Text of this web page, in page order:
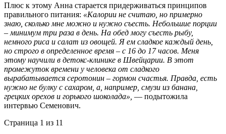
Плюс к этому Анна старается придерживаться принципов
правильного питания: «Калории не считаю, но примерно
знаю, сколько мне можно и нужно съесть. Небольшие порции
– минимум три раза в день. На обед могу съесть рыбу,
немного риса и салат из овощей. Я ем сладкое каждый день,
но строго в определенное время – с 16 до 17 часов. Меня
этому научили в детокс-клинике в Швейцарии. В этот
промежуток времени у человека от сладкого
вырабатывается серотонин – гормон счастья. Правда, есть
нужно не булку с сахаром, а, например, смузи из банана,
грецких орехов и горького шоколада», — подытожила
интервью Семенович.
Страница 1 из 11